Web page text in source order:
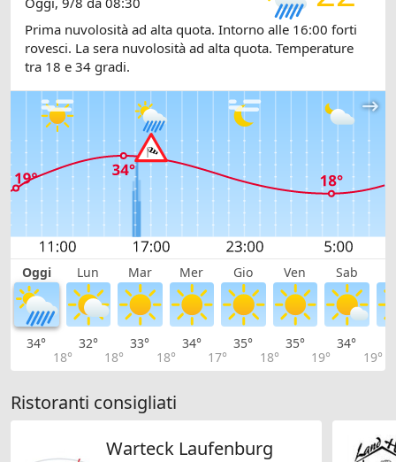
Prima nuvolosità ad alta quota. Intorno alle 16:00 forti
rovesci. La sera nuvolosità ad alta quota. Temperature
tra 18 e 34 gradi.
Oggi Lun Mar Mer Gio Ven Sab
34°
18°
32°
18°
33°
18°
34°
17°
35°
18°
35°
19°
34°
19°
Ristoranti consigliati
Warteck Laufenburg